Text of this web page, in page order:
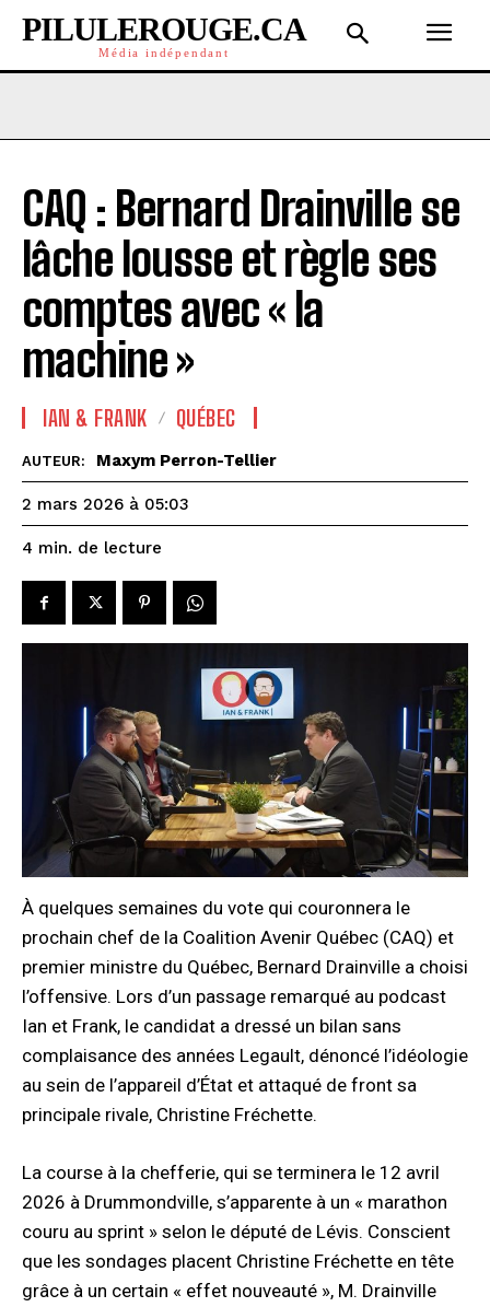
PILULEROUGE.CA
Média indépendant
CAQ : Bernard Drainville se
lâche lousse et règle ses
comptes avec « la
machine »
IAN & FRANK QUÉBEC
AUTEUR: Maxym Perron-Tellier
2 mars 2026 à 05:03
4 min. de lecture
À quelques semaines du vote qui couronnera le
prochain chef de la Coalition Avenir Québec (CAQ) et
premier ministre du Québec, Bernard Drainville a choisi
l’offensive. Lors d’un passage remarqué au podcast
Ian et Frank, le candidat a dressé un bilan sans
complaisance des années Legault, dénoncé l’idéologie
au sein de l’appareil d’État et attaqué de front sa
principale rivale, Christine Fréchette.
La course à la chefferie, qui se terminera le 12 avril
2026 à Drummondville, s’apparente à un « marathon
couru au sprint » selon le député de Lévis. Conscient
que les sondages placent Christine Fréchette en tête
grâce à un certain « effet nouveauté », M. Drainville